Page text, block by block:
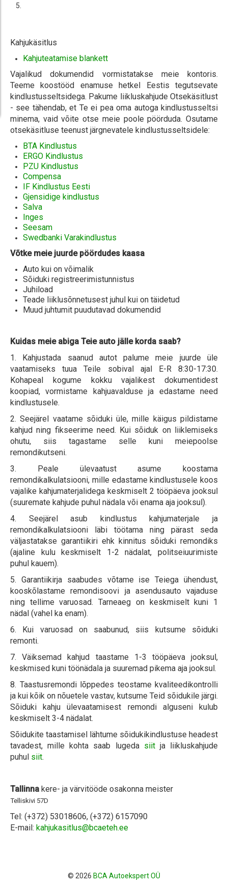
Kahjukäsitlus
Kahjuteatamise blankett
Vajalikud dokumendid vormistatakse meie kontoris.
Teeme koostööd enamuse hetkel Eestis tegutsevate
kindlustusseltsidega. Pakume liikluskahjude Otsekäsitlust
- see tähendab, et Te ei pea oma autoga kindlustusseltsi
minema, vaid võite otse meie poole pöörduda. Osutame
otsekäsitluse teenust järgnevatele kindlustusseltsidele:
BTA Kindlustus
ERGO Kindlustus
PZU Kindlustus
Compensa
IF Kindlustus Eesti
Gjensidige kindlustus
Salva
Inges
Seesam
Swedbanki Varakindlustus
Võtke meie juurde pöördudes kaasa
Auto kui on võimalik
Sõiduki registreerimistunnistus
Juhiload
Teade liiklusõnnetusest juhul kui on täidetud
Muud juhtumit puudutavad dokumendid
Kuidas meie abiga Teie auto jälle korda saab?
1. Kahjustada saanud autot palume meie juurde üle
vaatamiseks tuua Teile sobival ajal E-R 8:30-17:30.
Kohapeal kogume kokku vajalikest dokumentidest
koopiad, vormistame kahjuavalduse ja edastame need
kindlustusele.
2. Seejärel vaatame sõiduki üle, mille käigus pildistame
kahjud ning fikseerime need. Kui sõiduk on liiklemiseks
ohutu, siis tagastame selle kuni meiepoolse
remondikutseni.
3. Peale ülevaatust asume koostama
remondikalkulatsiooni, mille edastame kindlustusele koos
vajalike kahjumaterjalidega keskmiselt 2 tööpäeva jooksul
(suuremate kahjude puhul nädala või enama aja jooksul).
4. Seejärel asub kindlustus kahjumaterjale ja
remondikalkulatsiooni läbi töötama ning pärast seda
väljastatakse garantiikiri ehk kinnitus sõiduki remondiks
(ajaline kulu keskmiselt 1-2 nädalat, politseiuurimiste
puhul kauem).
5. Garantiikirja saabudes võtame ise Teiega ühendust,
kooskõlastame remondisoovi ja asendusauto vajaduse
ning tellime varuosad. Tarneaeg on keskmiselt kuni 1
nädal (vahel ka enam).
6. Kui varuosad on saabunud, siis kutsume sõiduki
remonti.
7. Väiksemad kahjud taastame 1-3 tööpäeva jooksul,
keskmised kuni töönädala ja suuremad pikema aja jooksul.
8. Taastusremondi lõppedes teostame kvaliteedikontrolli
ja kui kõik on nõuetele vastav, kutsume Teid sõidukile järgi.
Sõiduki kahju ülevaatamisest remondi alguseni kulub
keskmiselt 3-4 nädalat.
Sõidukite taastamisel lähtume sõidukikindlustuse headest
tavadest, mille kohta saab lugeda siitja liikluskahjude
puhul siit.
Tallinna kere- ja värvitööde osakonna meister
Telliskivi 57D
Tel: (+372) 53018606, (+372) 6157090
E-mail:
© 2026 BCA Autoekspert OÜ